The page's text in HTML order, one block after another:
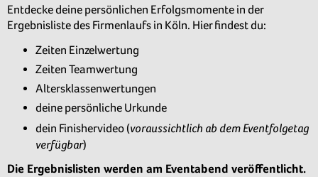
Entdecke deine persönlichen Erfolgsmomente in der
Ergebnisliste des Firmenlaufs in Köln. Hier findest du:
Zeiten Einzelwertung
Zeiten Teamwertung
Altersklassenwertungen
deine persönliche Urkunde
dein Finishervideo (voraussichtlich ab dem Eventfolgetag
verfügbar)
Die Ergebnislisten werden am Eventabend veröffentlicht.